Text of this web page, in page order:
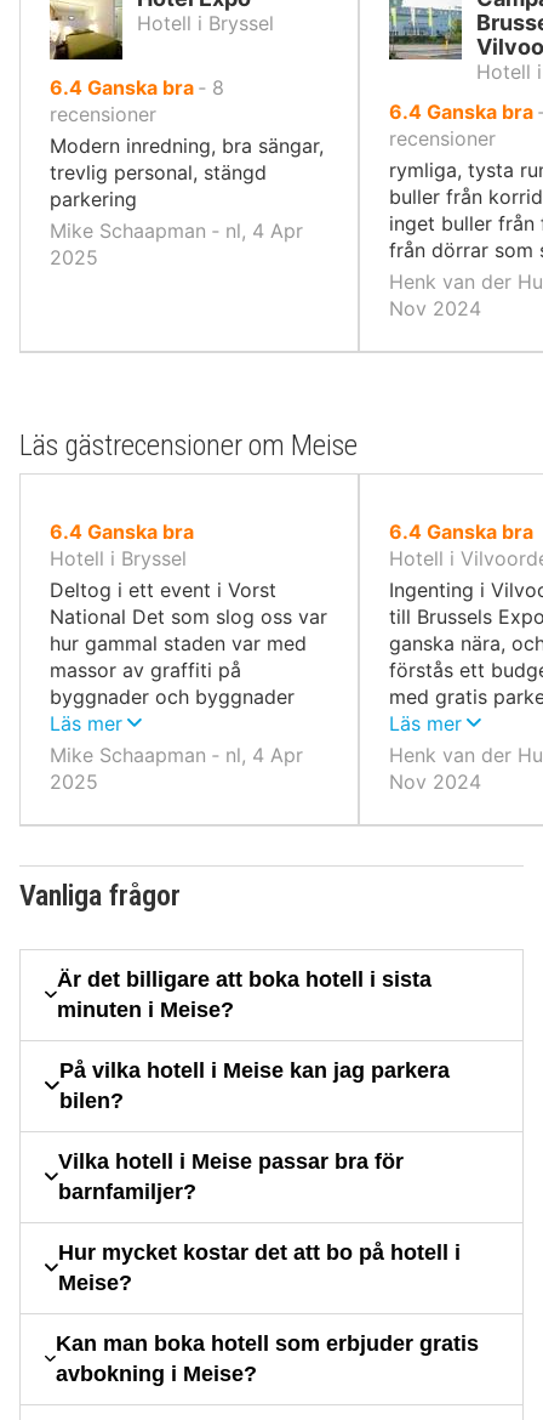
Hotell i Bryssel
6.4av
10,
Ganska bra ‐ 8
recensioner
Modern inredning, bra sängar,
trevlig personal, stängd
parkering
Mike Schaapman ‐ nl, 4 Apr
2025
Hotell
6.4av
10,
Ganska bra
recensioner
rymliga, tysta
buller från
inget buller från
från dörrar som
Henk van der
Nov 2024
Läs gästrecensioner om Meise
6.4av
10,
Ganska bra
Hotell i Bryssel
Deltog i ett event i Vorst
National Det som slog oss var
hur gammal staden var med
massor av graffiti på
byggnader och byggnader
täckta av plast som om de
höll på att kollapsa
Läs mer
Mike Schaapman ‐ nl, 4 Apr
2025
6.4av
10,
Ganska bra
Hotell i
Ingenting i
till Brussels
ganska nära,
förstås ett
med gratis
bra frukost.
Läs mer
Henk van der
Nov 2024
Vanliga frågor
Är det billigare att boka hotell i sista
minuten i Meise?
På vilka hotell i Meise kan jag parkera
bilen?
Vilka hotell i Meise passar bra för
barnfamiljer?
Hur mycket kostar det att bo på hotell i
Meise?
Kan man boka hotell som erbjuder gratis
avbokning i Meise?